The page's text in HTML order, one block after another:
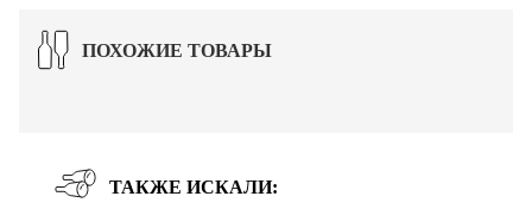
ПОХОЖИЕ ТОВАРЫ
ТАКЖЕ ИСКАЛИ: